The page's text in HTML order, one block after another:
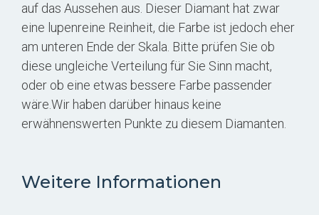
auf das Aussehen aus. Dieser Diamant hat zwar
eine lupenreine Reinheit, die Farbe ist jedoch eher
am unteren Ende der Skala. Bitte prüfen Sie ob
diese ungleiche Verteilung für Sie Sinn macht,
oder ob eine etwas bessere Farbe passender
wäre.Wir haben darüber hinaus keine
erwähnenswerten Punkte zu diesem Diamanten.
Weitere Informationen